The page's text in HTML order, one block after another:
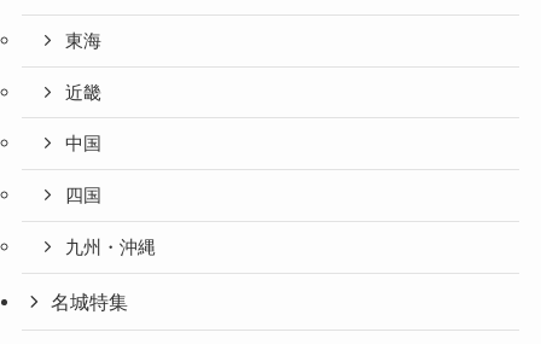
東海
近畿
中国
四国
九州・沖縄
名城特集